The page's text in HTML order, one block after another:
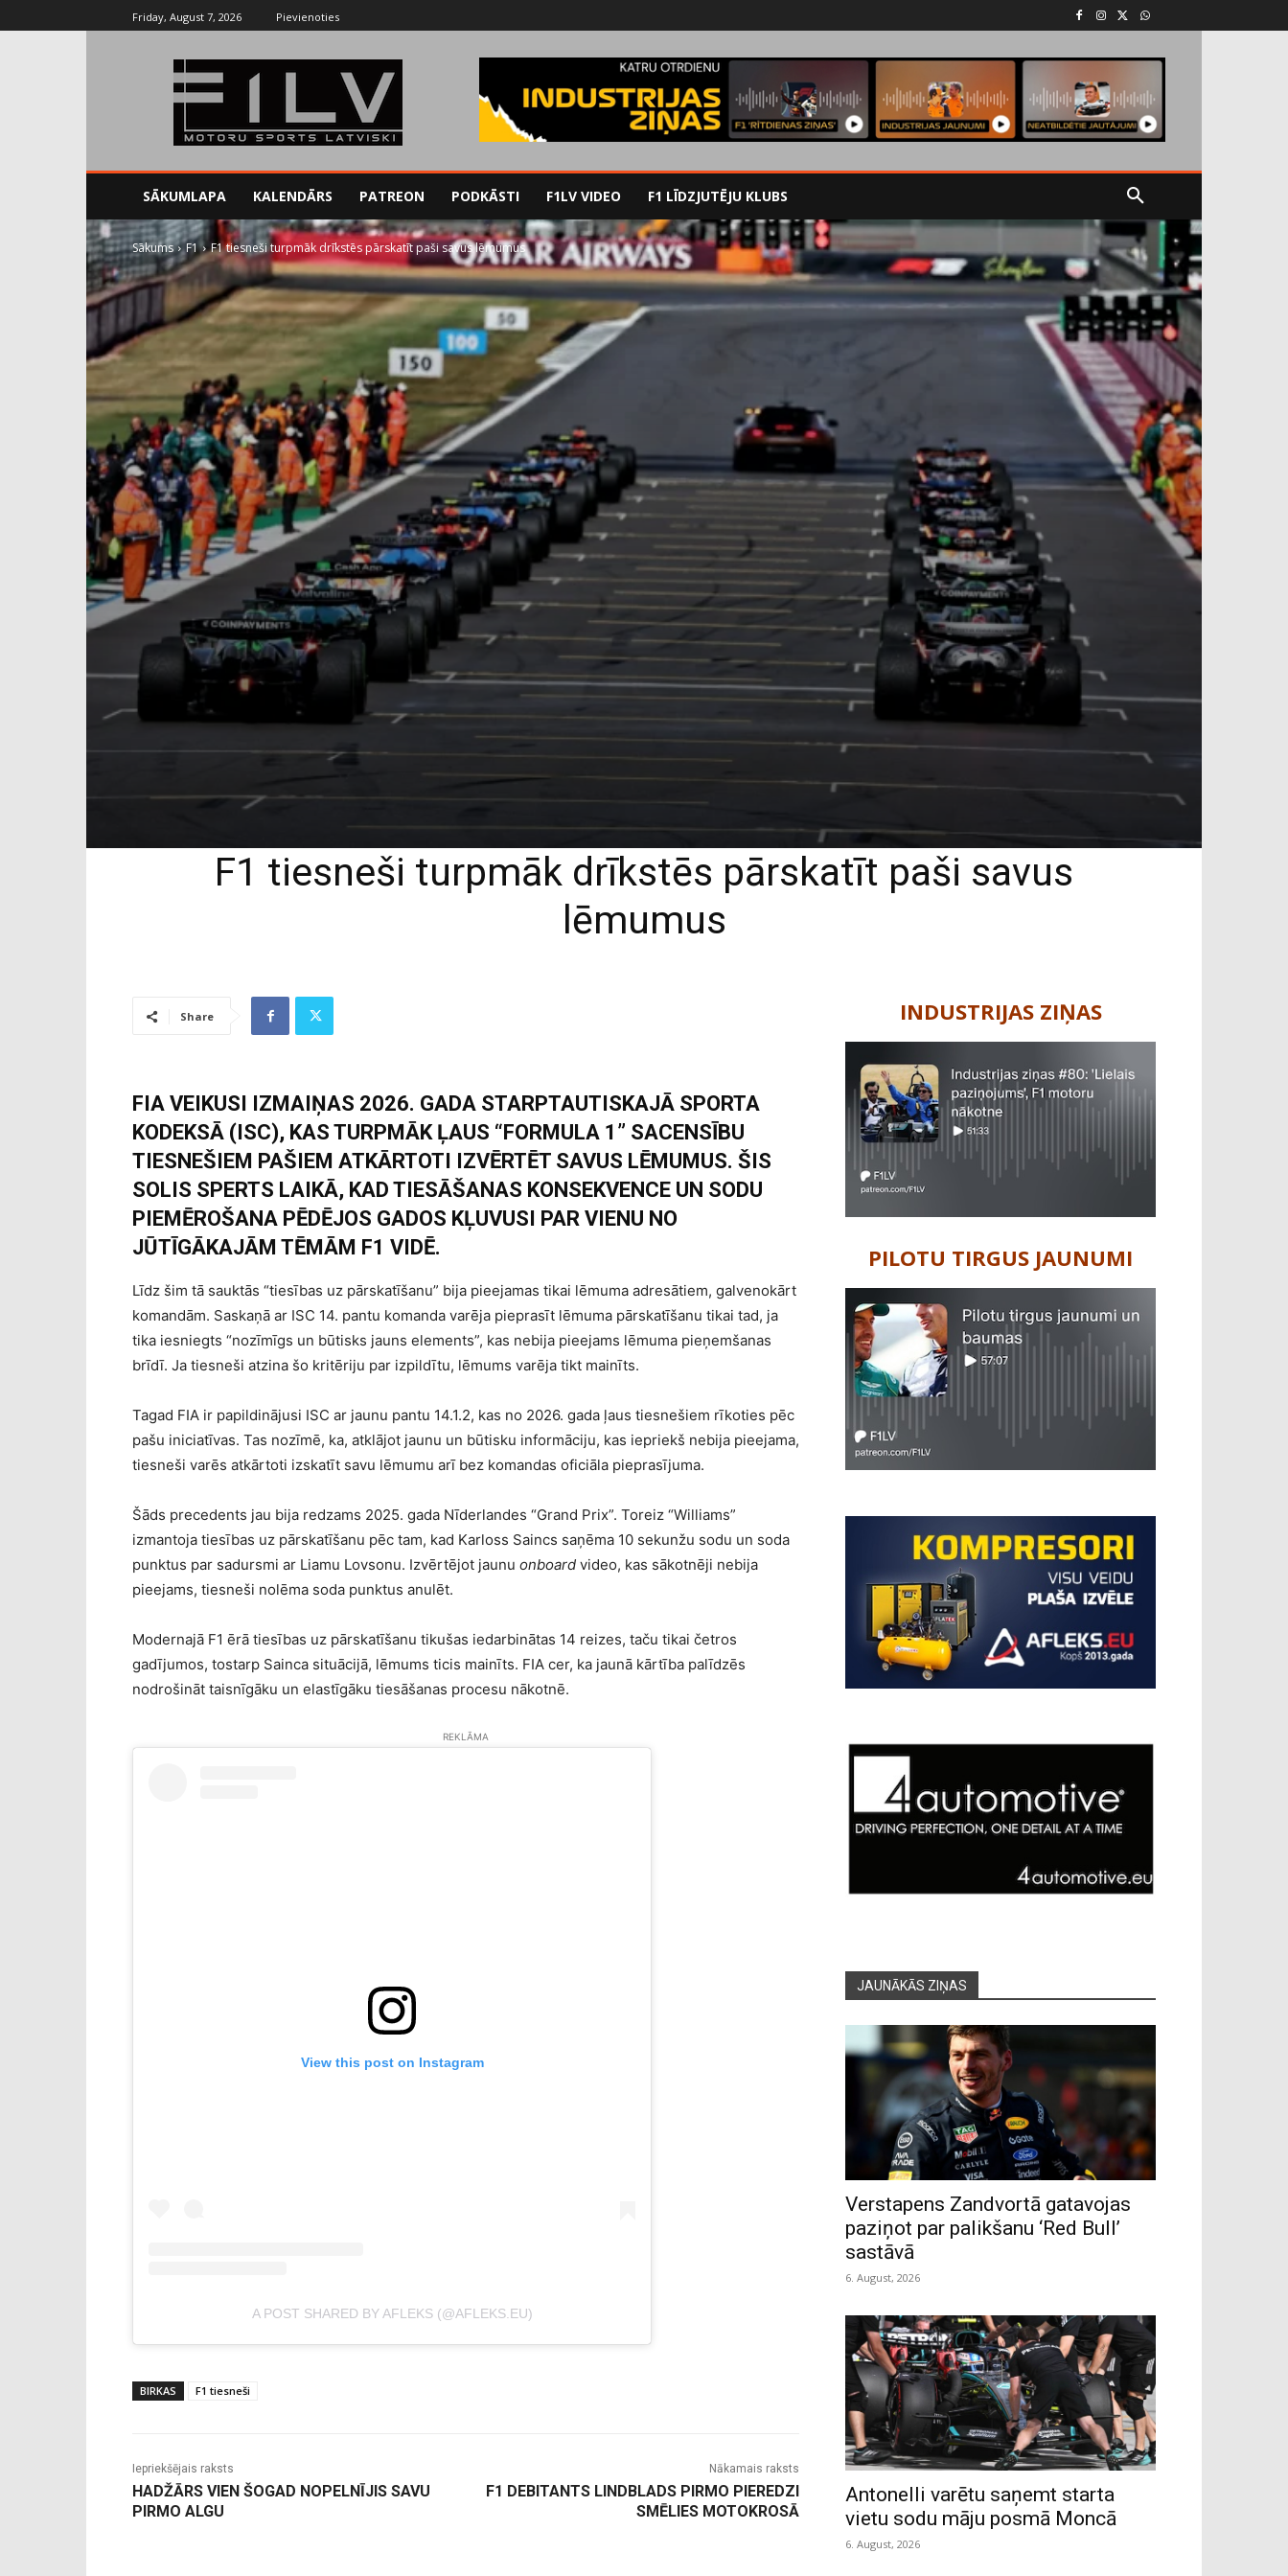
Friday, August 7, 2026 Pievienoties
SĀKUMLAPA KALENDĀRS PATREON PODKĀSTI F1LV VIDEO F1 LĪDZJUTĒJU KLUBS
Sākums F1 F1 tiesneši turpmāk drīkstēs pārskatīt paši savus lēmumus
F1 tiesneši turpmāk drīkstēs pārskatīt paši savus
lēmumus
-
Share
FIA VEIKUSI IZMAIŅAS 2026. GADA STARPTAUTISKAJĀ SPORTA
KODEKSĀ (ISC), KAS TURPMĀK ĻAUS “FORMULA 1” SACENSĪBU
TIESNEŠIEM PAŠIEM ATKĀRTOTI IZVĒRTĒT SAVUS LĒMUMUS. ŠIS
SOLIS SPERTS LAIKĀ, KAD TIESĀŠANAS KONSEKVENCE UN SODU
PIEMĒROŠANA PĒDĒJOS GADOS KĻUVUSI PAR VIENU NO
JŪTĪGĀKAJĀM TĒMĀM F1 VIDĒ.
Līdz šim tā sauktās “tiesības uz pārskatīšanu” bija pieejamas tikai lēmuma adresātiem, galvenokārt
komandām. Saskaņā ar ISC 14. pantu komanda varēja pieprasīt lēmuma pārskatīšanu tikai tad, ja
tika iesniegts “nozīmīgs un būtisks jauns elements”, kas nebija pieejams lēmuma pieņemšanas
brīdī. Ja tiesneši atzina šo kritēriju par izpildītu, lēmums varēja tikt mainīts.
Tagad FIA ir papildinājusi ISC ar jaunu pantu 14.1.2, kas no 2026. gada ļaus tiesnešiem rīkoties pēc
pašu iniciatīvas. Tas nozīmē, ka, atklājot jaunu un būtisku informāciju, kas iepriekš nebija pieejama,
tiesneši varēs atkārtoti izskatīt savu lēmumu arī bez komandas oficiāla pieprasījuma.
Šāds precedents jau bija redzams 2025. gada Nīderlandes “Grand Prix”. Toreiz “Williams”
izmantoja tiesības uz pārskatīšanu pēc tam, kad Karloss Saincs saņēma 10 sekunžu sodu un soda
punktus par sadursmi ar Liamu Lovsonu. Izvērtējot jaunu onboard video, kas sākotnēji nebija
pieejams, tiesneši nolēma soda punktus anulēt.
Modernajā F1 ērā tiesības uz pārskatīšanu tikušas iedarbinātas 14 reizes, taču tikai četros
gadījumos, tostarp Sainca situācijā, lēmums ticis mainīts. FIA cer, ka jaunā kārtība palīdzēs
nodrošināt taisnīgāku un elastīgāku tiesāšanas procesu nākotnē.
REKLĀMA
View this post on Instagram
A POST SHARED BY AFLEKS (@AFLEKS.EU)
BIRKAS F1 tiesneši
Iepriekšējais raksts
HADŽĀRS VIEN ŠOGAD NOPELNĪJIS SAVU
PIRMO ALGU
Nākamais raksts
F1 DEBITANTS LINDBLADS PIRMO PIEREDZI
SMĒLIES MOTOKROSĀ
INDUSTRIJAS ZIŅAS
PILOTU TIRGUS JAUNUMI
JAUNĀKĀS ZIŅAS
Verstapens Zandvortā gatavojas
paziņot par palikšanu ‘Red Bull’
sastāvā
6. August, 2026
Antonelli varētu saņemt starta
vietu sodu māju posmā Moncā
6. August, 2026